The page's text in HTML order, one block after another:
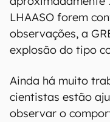
LHAASO forem
observações, a
explosão do tipo
Ainda há muito
cientistas estão
observar o